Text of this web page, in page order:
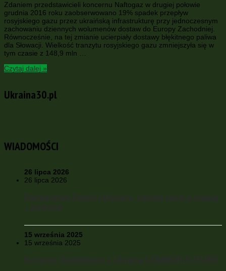
Zdaniem przedstawicieli koncernu Naftogaz w drugiej połowie
grudnia 2016 roku zaobserwowano 19% spadek przepływ
rosyjskiego gazu przez ukraińską infrastrukturę przy jednoczesnym
zachowaniu dziennych wolumenów dostaw do Europy Zachodniej.
Równocześnie, na tej zmianie ucierpiały dostawy błękitnego paliwa
dla Słowacji. Wielkość tranzytu rosyjskiego gazu zmniejszyła się w
tym czasie z 148,9 mln …
Czytaj dalej »
Ukraina30.pl
WIADOMOŚCI
26 lipca 2026
26 lipca 2026
15 września 2025
15 września 2025